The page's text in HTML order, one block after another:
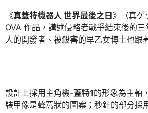
《真蓋特機器人 世界最後之日 》（真ゲ
OVA 作品，講述侵略者戰爭結束後的
人的開發者、被殺害的早乙女博士也跟
設計上採用主角機-蓋特1的形象為主軸
裝甲像是蜂窩狀的圖案；秒針的部分採